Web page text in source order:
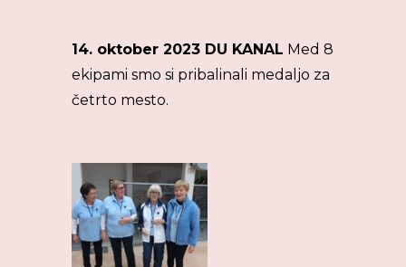
14. oktober 2023 DU KANAL Med 8
ekipami smo si pribalinali medaljo za
četrto mesto.